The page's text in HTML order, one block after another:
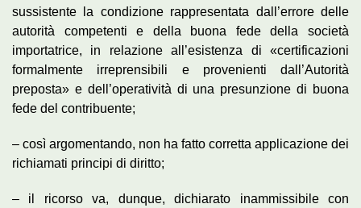
sussistente la condizione rappresentata dall’errore delle
autorità competenti e della buona fede della società
importatrice, in relazione all’esistenza di «certificazioni
formalmente irreprensibili e provenienti dall’Autorità
preposta» e dell’operatività di una presunzione di buona
fede del contribuente;
– così argomentando, non ha fatto corretta applicazione dei
richiamati principi di diritto;
– il ricorso va, dunque, dichiarato inammissibile con